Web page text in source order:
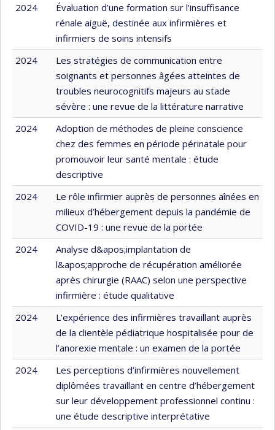
2024
Évaluation d’une formation sur l’insuffisance
rénale aiguë, destinée aux infirmières et
infirmiers de soins intensifs
2024
Les stratégies de communication entre
soignants et personnes âgées atteintes de
troubles neurocognitifs majeurs au stade
sévère : une revue de la littérature narrative
2024
Adoption de méthodes de pleine conscience
chez des femmes en période périnatale pour
promouvoir leur santé mentale : étude
descriptive
2024
Le rôle infirmier auprès de personnes aînées en
milieux d’hébergement depuis la pandémie de
COVID-19 : une revue de la portée
2024
Analyse d&apos;implantation de
l&apos;approche de récupération améliorée
après chirurgie (RAAC) selon une perspective
infirmière : étude qualitative
2024
L’expérience des infirmières travaillant auprès
de la clientèle pédiatrique hospitalisée pour de
l’anorexie mentale : un examen de la portée
2024
Les perceptions d’infirmières nouvellement
diplômées travaillant en centre d’hébergement
sur leur développement professionnel continu :
une étude descriptive interprétative